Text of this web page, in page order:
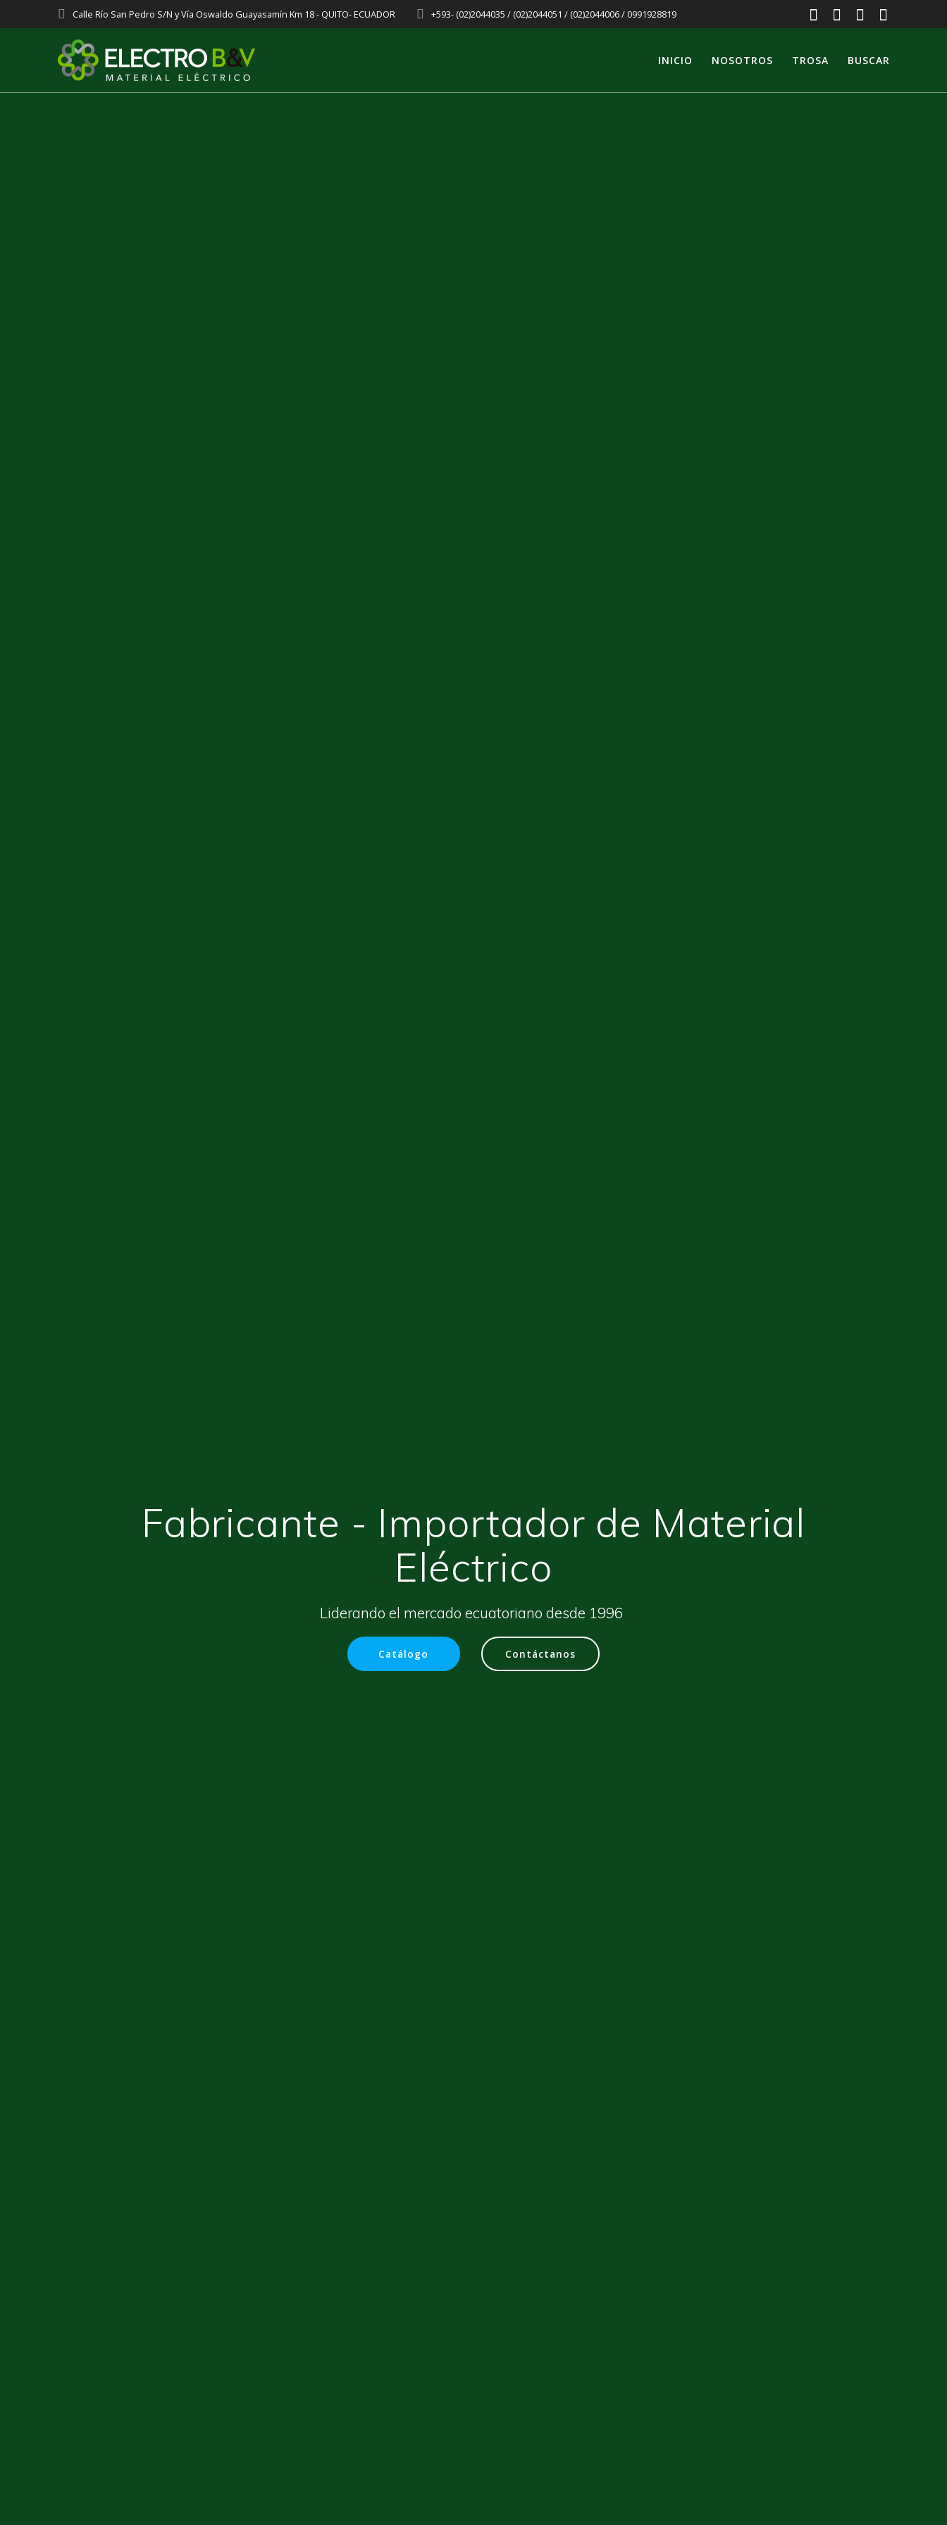
al
Calle Río San Pedro S/N y Vía Oswaldo Guayasamín Km 18 - QUITO- ECUADOR +593- (02)2044035 / (02)2044051 / (02)2044006 / 0991928819
INICIO NOSOTROS TROSA BUSCAR
Fabricante - Importador de Material
Eléctrico
Liderando el mercado ecuatoriano desde 1996
Catálogo Contáctanos